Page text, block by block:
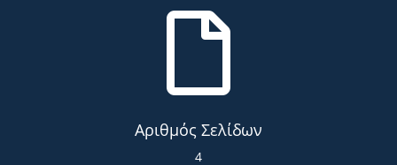

Αριθμός Σελίδων
4